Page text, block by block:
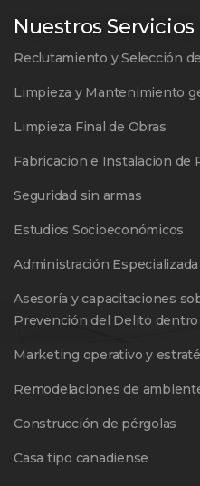
Nuestros Servicios
Reclutamiento y Selección
Limpieza y Mantenimiento
Limpieza Final de Obras
Fabricacion e Instalacion de
Seguridad sin armas
Estudios Socioeconómicos
Administración
Asesoría y capacitaciones
Prevención del Delito dentro
Marketing operativo y
Remodelaciones de
Construcción de pérgolas
Casa tipo canadiense